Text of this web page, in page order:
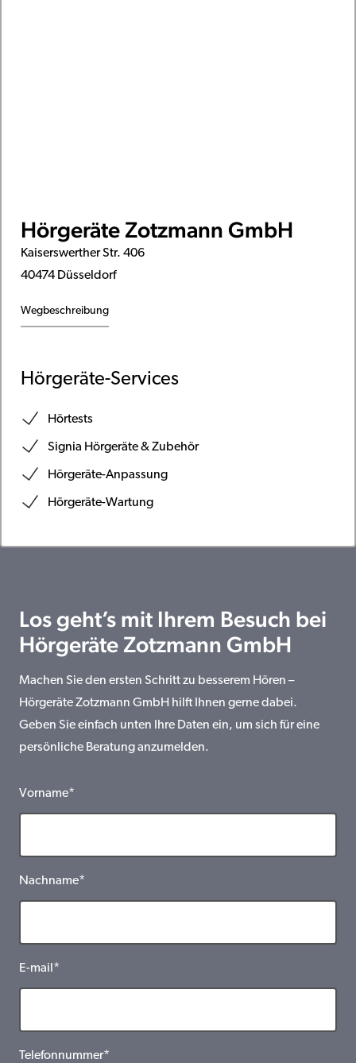
Hörgeräte Zotzmann GmbH
Kaiserswerther Str. 406
40474 Düsseldorf
Wegbeschreibung
Hörgeräte-Services
Hörtests
Signia Hörgeräte & Zubehör
Hörgeräte-Anpassung
Hörgeräte-Wartung
Los geht’s mit Ihrem Besuch bei
Hörgeräte Zotzmann GmbH
Machen Sie den ersten Schritt zu besserem Hören –
Hörgeräte Zotzmann GmbH hilft Ihnen gerne dabei.
Geben Sie einfach unten Ihre Daten ein, um sich für eine
persönliche Beratung anzumelden.
Vorname*
Nachname*
E-mail*
Telefonnummer*